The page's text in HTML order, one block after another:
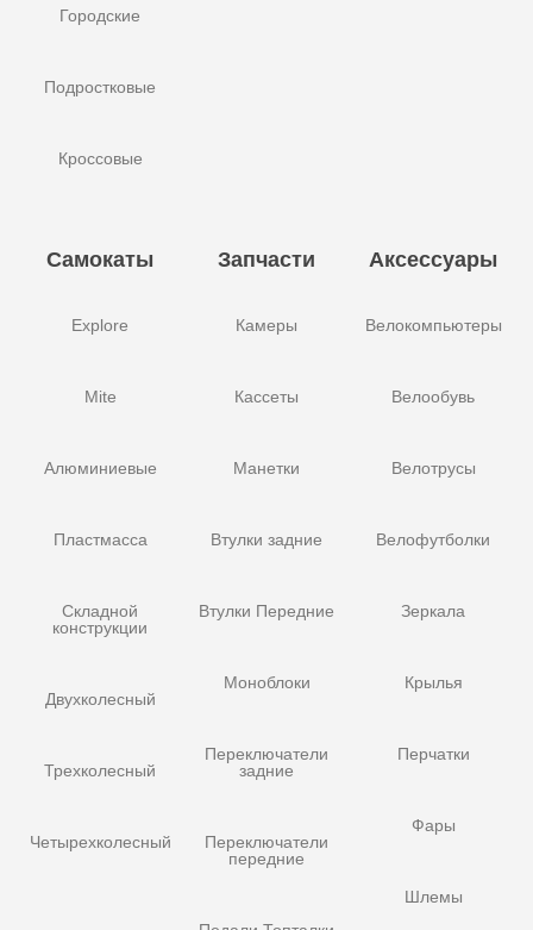
Городские
Подростковые
Кроссовые
Самокаты
Explore
Mite
Алюминиевые
Пластмасса
Складной
конструкции
Двухколесный
Трехколесный
Четырехколесный
Запчасти
Камеры
Кассеты
Манетки
Втулки задние
Втулки Передние
Моноблоки
Переключатели
задние
Переключатели
передние
Аксессуары
Велокомпьютеры
Велообувь
Велотрусы
Велофутболки
Зеркала
Крылья
Перчатки
Фары
Шлемы